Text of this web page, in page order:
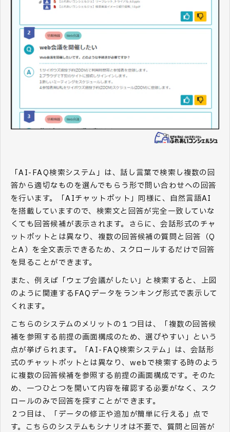
「AI-FAQ検索システム」は、話し言葉で検索し複数の回
答から適切なものを選んでもらう形で問い合わせへの回答
を行います。「AIチャットボット」同様に、自然言語AI
を搭載していますので、検索文と回答が完全一致していな
くても回答候補が表示されます。さらに、会話形式のチャ
ットボットとは異なり、複数の回答候補の質問と回答（Q
とA）を全文表示できるため、スクロールするだけで回答
を見ることができます。
また、例えば「ウェブ会議がしたい」と検索すると、上図
のように関連するFAQデータをランキング形式で表示して
くれます。
こちらのシステムのメリットの１つ目は、「複数の回答候
補を参照する前提の画面構成のため、選びやすい」という
点が挙げられます。「AI-FAQ検索システム」は、会話形
式のチャットボットとは異なり、webで検索する時のよう
に複数の回答候補を参照する前提の画面構成です。そのた
め、一つひとつを開いて内容を確認する必要がなく、スク
ロールのみで回答を探すことができます。
２つ目は、「データの修正や追加が簡単に行える」点で
す。こちらのシステムもシナリオは不要で、質問と回答が